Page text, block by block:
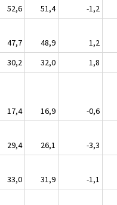
52,6 51,4 -1,2
47,7
48,9 1,2
30,2 32,0 1,8
17,4 16,9 -0,6
29,4
26,1 -3,3
33,0
31,9 -1,1